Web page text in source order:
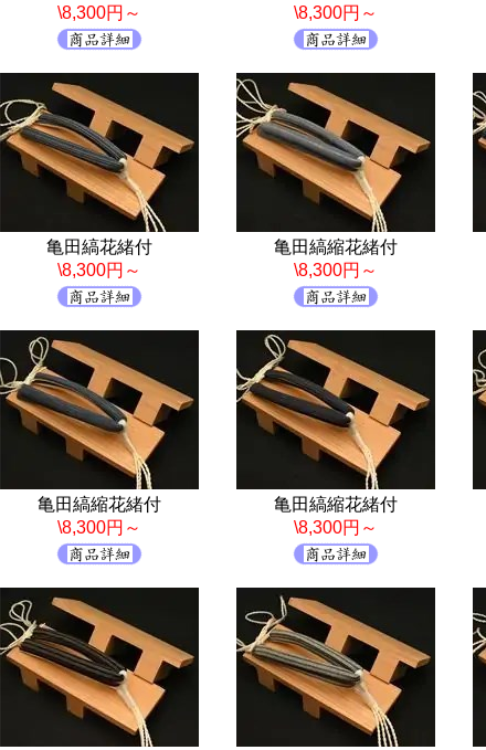
\8,300円～
\8,300円～
亀田縞花緒付
\8,300円～
亀田縞縮花緒付
\8,300円～
亀田縞縮花緒付
\8,300円～
亀田縞縮花緒付
\8,300円～